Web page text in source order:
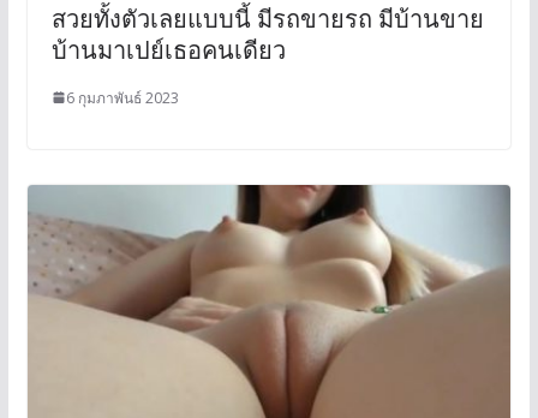
สวยทั้งตัวเลยแบบนี้ มีรถขายรถ มีบ้านขาย
บ้านมาเปย์เธอคนเดียว
6 กุมภาพันธ์ 2023